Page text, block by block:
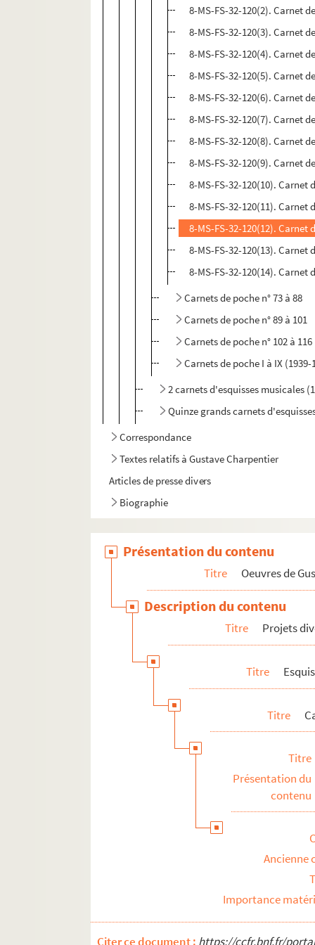
8-MS-FS-32-120(2). Carnet
8-MS-FS-32-120(3). Carnet
8-MS-FS-32-120(4). Carnet
8-MS-FS-32-120(5). Carnet
8-MS-FS-32-120(6). Carnet
8-MS-FS-32-120(7). Carnet
8-MS-FS-32-120(8). Carnet
8-MS-FS-32-120(9). Carnet
8-MS-FS-32-120(10). Carnet
8-MS-FS-32-120(11). Carnet
8-MS-FS-32-120(12). Carnet
8-MS-FS-32-120(13). Carnet
8-MS-FS-32-120(14). Carnet
Carnets de poche n° 73 à 88
Carnets de poche n° 89 à 101
Carnets de poche n° 102 à 116
Carnets de poche I à IX (1939-
2 carnets d'esquisses musicales
Quinze grands carnets
Correspondance
Textes relatifs à Gustave Charpentier
Articles de presse divers
Biographie
Présentation du contenu
Titre Oeuvres de
Description du contenu
Titre Projets
Titre
Titre
Titre
Présentation du
contenu
Ancienne
Importance
Citer ce document : https://ccfr.bnf.fr/